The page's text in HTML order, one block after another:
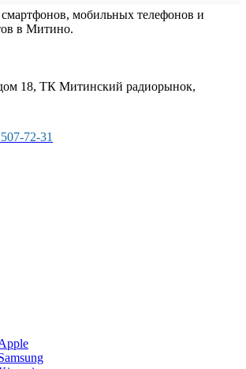
мобильных телефонов и
в Митино.
18, ТК Митинский радиорынок,
72-31